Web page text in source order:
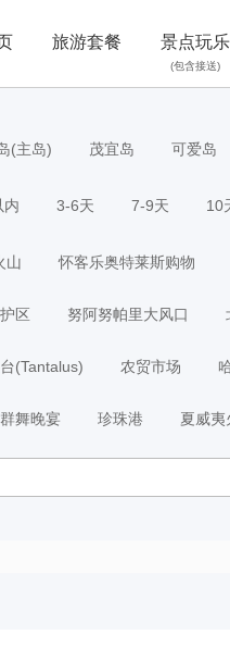
旅游套餐 景点玩乐
(包含接送)
(主岛) 茂宜岛 可爱岛
内 3-6天 7-9天 10
山 怀客乐奥特莱斯购物
区 努阿努帕里大风口
(Tantalus) 农贸市场
舞晚宴 珍珠港 夏威夷